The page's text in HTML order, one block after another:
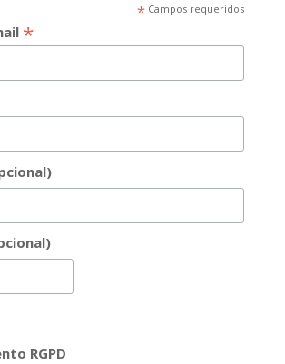
*Campos requeridos
*
RGPD